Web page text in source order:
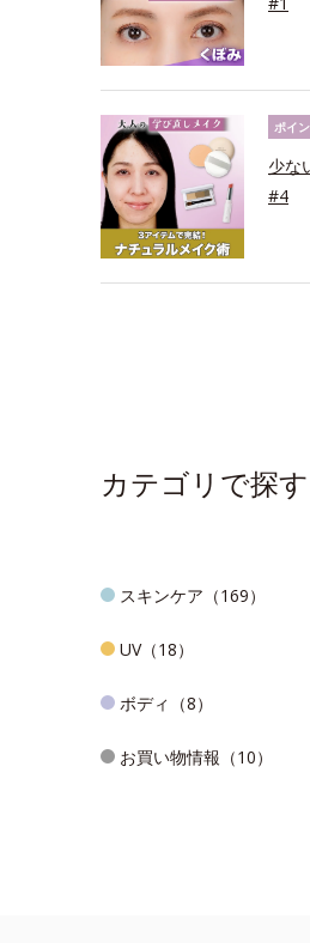
ポイ
少な
#4
カテゴリで探す
スキンケア（169）
UV（18）
ボディ（8）
お買い物情報（10）